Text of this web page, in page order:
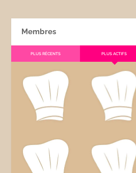
Membres
PLUS RÉCENTS PLUS ACTIFS